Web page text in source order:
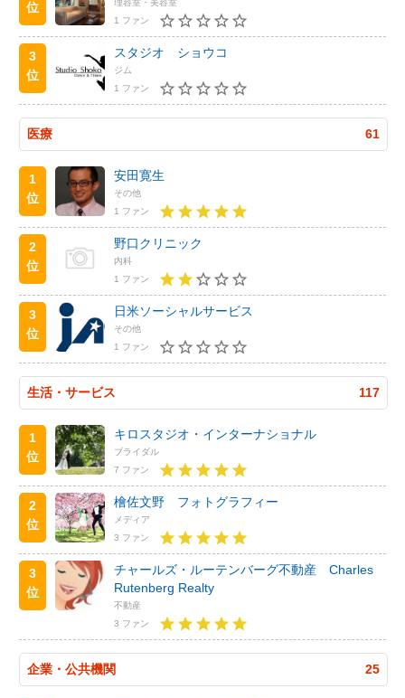
位
1 ファン
3
位
スタジオ ショウコ
ジム
1 ファン
医療 61
1
位
安田寛生
その他
1 ファン
2
位
野口クリニック
内科
1 ファン
3
位
日米ソーシャルサービス
その他
1 ファン
生活・サービス 117
1
位
キロスタジオ・インターナショナル
ブライダル
7 ファン
2
位
檜佐文野 フォトグラフィー
メディア
3 ファン
3
位
チャールズ・ルーテンバーグ不動産 Charles
Rutenberg Realty
不動産
3 ファン
企業・公共機関 25